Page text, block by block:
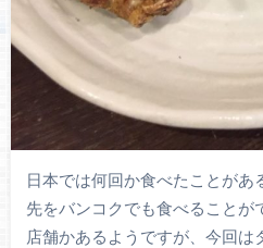
日本では何回か食べたことがあ
先をバンコクでも食べることが
店舗かあるようですが、今回は